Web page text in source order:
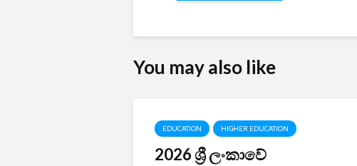
You may also like
EDUCATION HIGHER EDUCATION
2026 ශ්‍රී ලංකාවේ